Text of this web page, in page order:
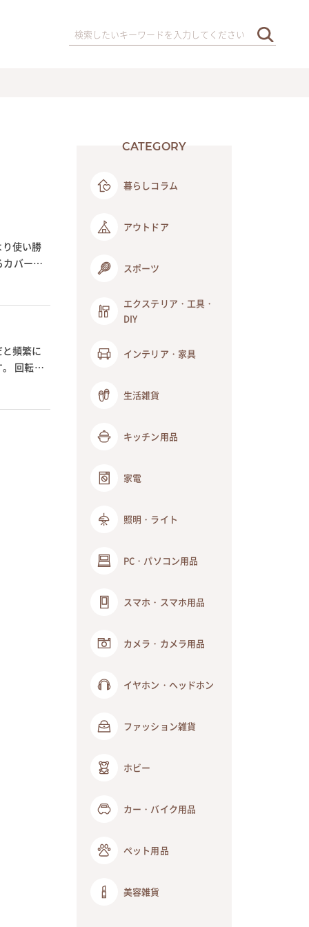
使い勝
バー付
頻繁に
回転モ
CATEGORY
暮らしコラム
アウトドア
スポーツ
エクステリア・工具・
DIY
インテリア・家具
生活雑貨
キッチン用品
家電
照明・ライト
PC・パソコン用品
スマホ・スマホ用品
カメラ・カメラ用品
イヤホン・ヘッドホン
ファッション雑貨
ホビー
カー・バイク用品
ペット用品
美容雑貨